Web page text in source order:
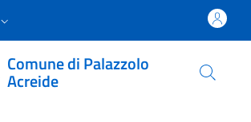
Comune di Palazzolo
Acreide